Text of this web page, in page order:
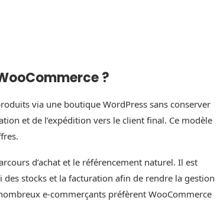
?
via une boutique WordPress sans conserver
et de l’expédition vers le client final. Ce modèle
d’achat et le référencement naturel. Il est
stocks et la facturation afin de rendre la gestion
e-commerçants préfèrent WooCommerce